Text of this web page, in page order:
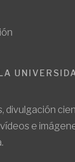
divulgación
e